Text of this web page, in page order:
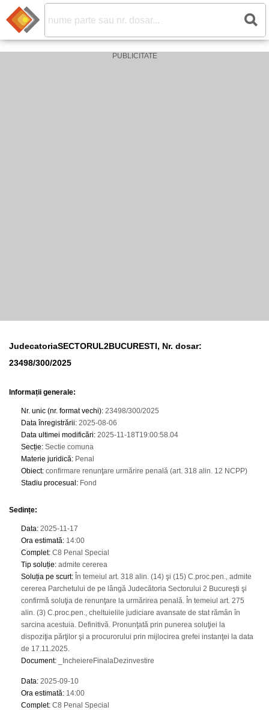
JudecatoriaSECTORUL2BUCURESTI, Nr. dosar:
23498/300/2025
Informații generale:
Nr. unic (nr. format vechi): 23498/300/2025
Data înregistrării: 2025-08-06
Data ultimei modificări: 2025-11-18T19:00:58.04
Secție: Sectie comuna
Materie juridică: Penal
Obiect: confirmare renunţare urmărire penală (art. 318 alin. 12 NCPP)
Stadiu procesual : Fond
Sedințe:
Data: 2025-11-17
Ora estimată: 14:00
Complet: C8 Penal Special
Tip soluție: admite cererea
Soluția pe scurt: În temeiul art. 318 alin. (14) şi (15) C.proc.pen., admite
cererea Parchetului de pe lângă Judecătoria Sectorului 2 Bucureşti şi
confirmă soluţia de renunţare la urmărirea penală. În temeiul art. 275
alin. (3) C.proc.pen., cheltuielile judiciare avansate de stat rămân în
sarcina acestuia. Definitivă. Pronunţată prin punerea soluţiei la
dispoziţia părţilor şi a procurorului prin mijlocirea grefei instanţei la data
de 17.11.2025.
Document: _IncheiereFinalaDezinvestire
Data: 2025-09-10
Ora estimată: 14:00
Complet: C8 Penal Special